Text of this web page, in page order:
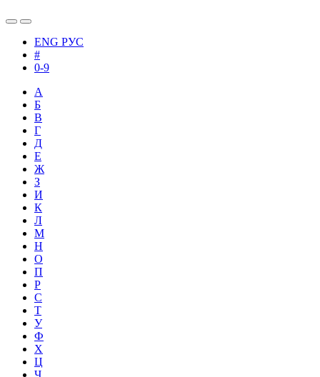
ENG РУС
#
0-9
А
Б
В
Г
Д
Е
Ж
З
И
К
Л
М
Н
О
П
Р
С
Т
У
Ф
Х
Ц
Ч